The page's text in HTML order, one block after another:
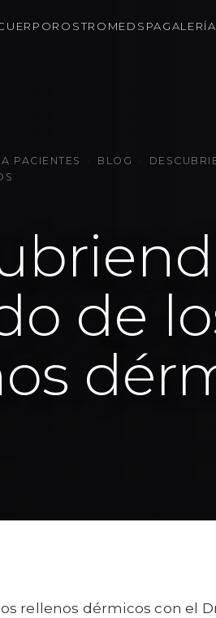
ROSTRO MEDSPAGALERÍA
PACIENTES · BLOG ·
de
rellenos dérmicos con el